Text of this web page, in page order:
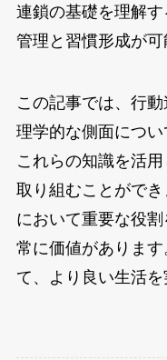
連鎖の基礎を理解
管理と習慣形成が可
この記事では、行
理学的な側面につい
これらの知識を活
取り組むことがで
において重要な役
常に価値がありま
て、より良い生活を